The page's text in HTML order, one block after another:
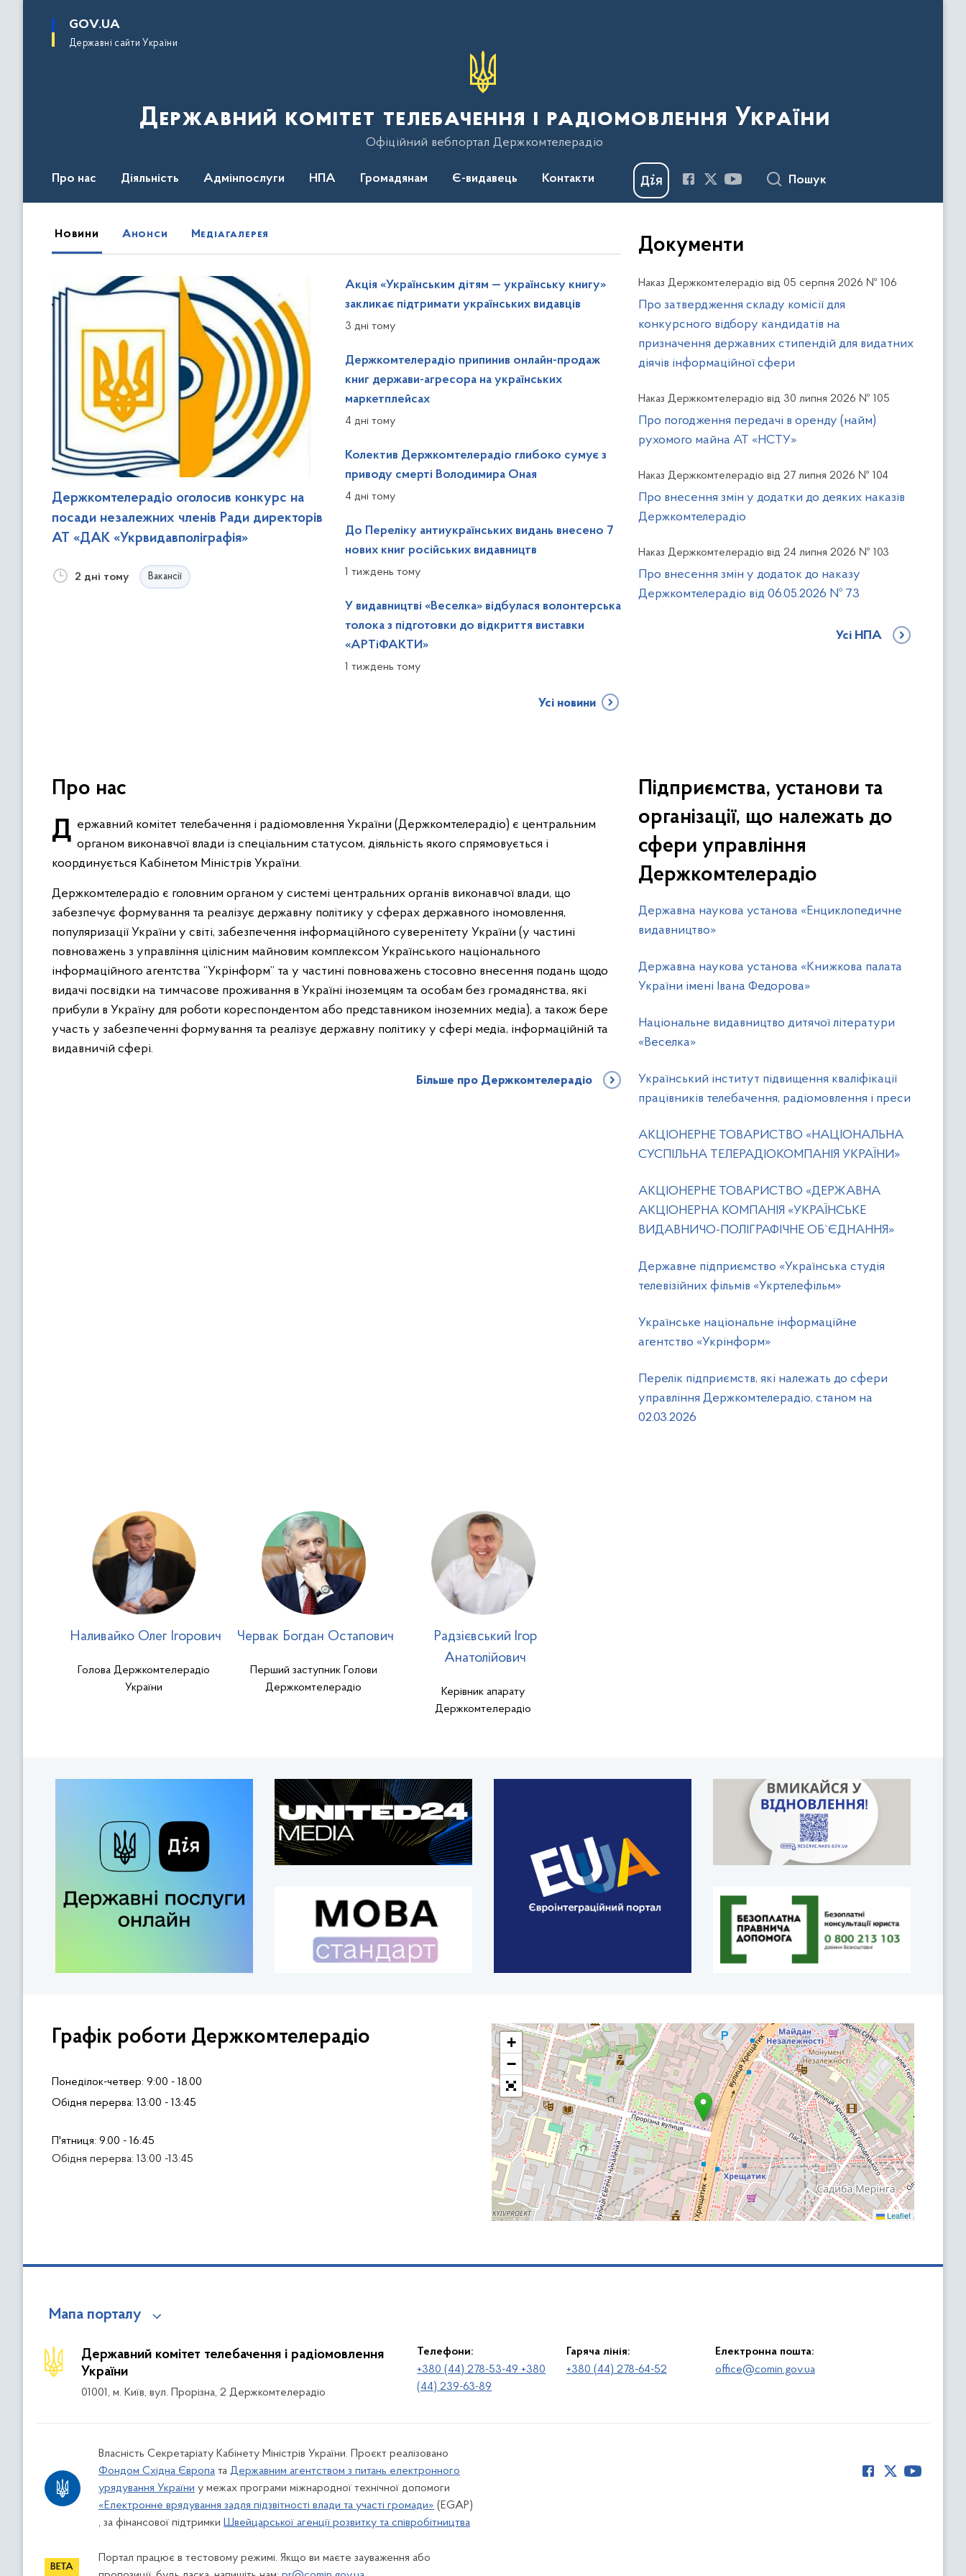
основного
GOV.UA
Державні сайти України
Державний комітет телебачення і радіомовлення України
Офіційний вебпортал Держкомтелерадіо
Про нас Діяльність Адмінпослуги НПА Громадянам Є-видавець Контакти Пошук
Новини Анонси Медіагалерея
Держкомтелерадіо оголосив конкурс на
посади незалежних членів Ради директорів
АТ «ДАК «Укрвидавполіграфія»
2 дні тому Вакансії
Акція «Українським дітям — українську книгу»
закликає підтримати українських видавців
3 дні тому
Держкомтелерадіо припинив онлайн-продаж
книг держави-агресора на українських
маркетплейсах
4 дні тому
Колектив Держкомтелерадіо глибоко сумує з
приводу смерті Володимира Оная
4 дні тому
До Переліку антиукраїнських видань внесено 7
нових книг російських видавництв
1 тиждень тому
У видавництві «Веселка» відбулася волонтерська
толока з підготовки до відкриття виставки
«АРТіФАКТИ»
1 тиждень тому
Усі новини
Документи
Наказ Держкомтелерадіо від 05 серпня 2026 № 106
Про затвердження складу комісії для
конкурсного відбору кандидатів на
призначення державних стипендій для видатних
діячів інформаційної сфери
Наказ Держкомтелерадіо від 30 липня 2026 № 105
Про погодження передачі в оренду (найм)
рухомого майна АТ «НСТУ»
Наказ Держкомтелерадіо від 27 липня 2026 № 104
Про внесення змін у додатки до деяких наказів
Держкомтелерадіо
Наказ Держкомтелерадіо від 24 липня 2026 № 103
Про внесення змін у додаток до наказу
Держкомтелерадіо від 06.05.2026 № 73
Усі НПА
Про нас
Державний комітет телебачення і радіомовлення України (Держкомтелерадіо) є центральним органом виконавчої влади із спеціальним статусом, діяльність якого спрямовується і
координується Кабінетом Міністрів України.
Держкомтелерадіо є головним органом у системі центральних органів виконавчої влади, що
забезпечує формування та реалізує державну політику у сферах державного іномовлення,
популяризації України у світі, забезпечення інформаційного суверенітету України (у частині
повноважень з управління цілісним майновим комплексом Українського національного
інформаційного агентства “Укрінформ” та у частині повноважень стосовно внесення подань щодо
видачі посвідки на тимчасове проживання в Україні іноземцям та особам без громадянства, які
прибули в Україну для роботи кореспондентом або представником іноземних медіа), а також бере
участь у забезпеченні формування та реалізує державну політику у сфері медіа, інформаційній та
видавничій сфері.
Більше про Держкомтелерадіо
Підприємства, установи та
організації, що належать до
сфери управління
Держкомтелерадіо
Державна наукова установа «Енциклопедичне
видавництво»
Державна наукова установа «Книжкова палата
України імені Івана Федорова»
Національне видавництво дитячої літератури
«Веселка»
Український інститут підвищення кваліфікації
працівників телебачення, радіомовлення і преси
АКЦІОНЕРНЕ ТОВАРИСТВО «НАЦІОНАЛЬНА
СУСПІЛЬНА ТЕЛЕРАДІОКОМПАНІЯ УКРАЇНИ»
АКЦІОНЕРНЕ ТОВАРИСТВО «ДЕРЖАВНА
АКЦІОНЕРНА КОМПАНІЯ «УКРАЇНСЬКЕ
ВИДАВНИЧО-ПОЛІГРАФІЧНЕ ОБ`ЄДНАННЯ»
Державне підприємство «Українська студія
телевізійних фільмів «Укртелефільм»
Українське національне інформаційне
агентство «Укрінформ»
Перелік підприємств, які належать до сфери
управління Держкомтелерадіо, станом на
02.03.2026
Наливайко Олег Ігорович
Голова Держкомтелерадіо
України
Червак Богдан Остапович
Перший заступник Голови
Держкомтелерадіо
Радзієвський Ігор
Анатолійович
Керівник апарату
Держкомтелерадіо
Графік роботи Держкомтелерадіо
Понеділок-четвер: 9:00 - 18.00
Обідня перерва: 13:00 - 13:45
П'ятниця: 9.00 - 16:45
Обідня перерва: 13:00 -13:45
+
−
Leaflet
Мапа порталу
Державний комітет телебачення і радіомовлення
України
01001, м. Київ, вул. Прорізна, 2 Держкомтелерадіо
Телефони:
+380 (44) 278-53-49 +380
(44) 239-63-89
Гаряча лінія:
+380 (44) 278-64-52
Електронна пошта:
office@comin.gov.ua
Власність Секретаріату Кабінету Міністрів України. Проєкт реалізовано
Фондом Східна Європа та Державним агентством з питань електронного
урядування України у межах програми міжнародної технічної допомоги
«Електронне врядування задля підзвітності влади та участі громади» (EGAP)
, за фінансової підтримки Швейцарської агенції розвитку та співробітництва
Портал працює в тестовому режимі. Якщо ви маєте зауваження або